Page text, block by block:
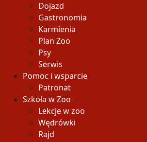
Dojazd
Gastronomia
Karmienia
Plan Zoo
Psy
Serwis
Pomoc i wsparcie
Patronat
Szkoła w Zoo
Lekcje w zoo
Wędrówki
Rajd